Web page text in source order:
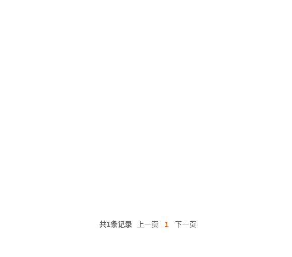
共1条记录 上一页 1 下一页